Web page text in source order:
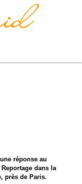
réponse au
dans la
près de Paris.